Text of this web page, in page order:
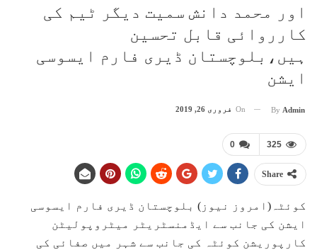
اور محمد دانش سمیت دیگر ٹیم کی
کارروائی قابل تحسین
ہیں،بلوچستان ڈیری فارم ایسوسی
ایشن
By Admin
On فروری 26, 2019
0 325
Share
کوئٹہ(امروز نیوز) بلوچستان ڈیری فارم ایسوسی
ایشن کی جانب سے ایڈمنسٹریٹر میٹروپولیٹن
کارپوریشن کوئٹہ کی جانب سے شہر میں صفائی کی